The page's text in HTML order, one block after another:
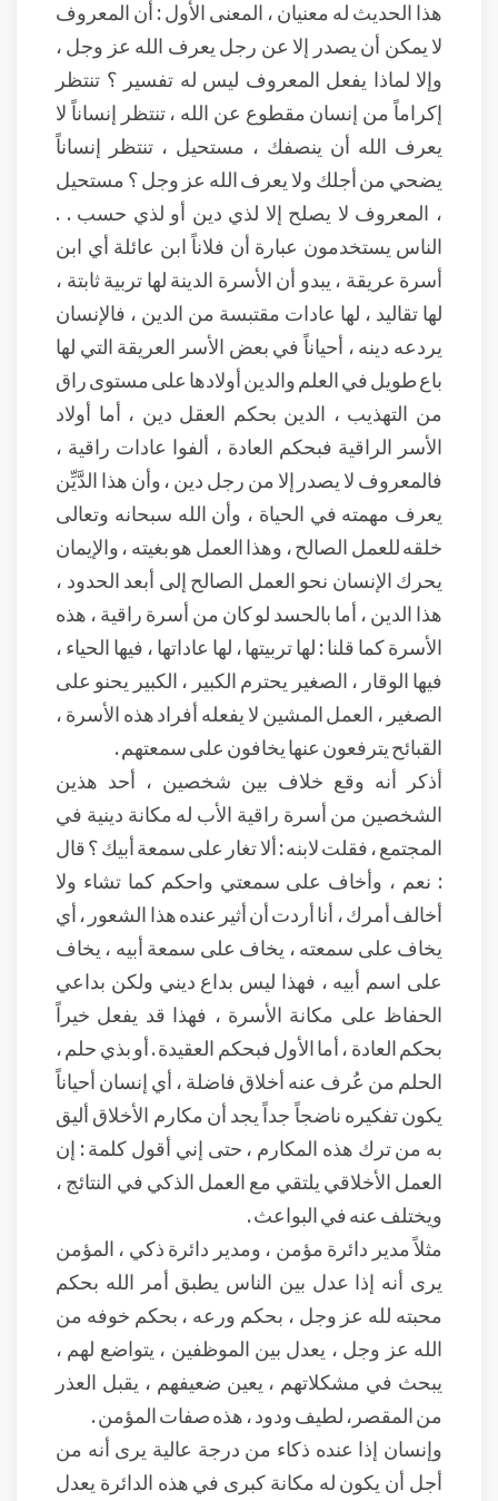
هذا الحديث له معنيان ، المعنى الأول : أن المعروف
لا يمكن أن يصدر إلا عن رجل يعرف الله عز وجل ،
وإلا لماذا يفعل المعروف ليس له تفسير ؟ تنتظر
إكراماً من إنسان مقطوع عن الله ، تنتظر إنساناً لا
يعرف الله أن ينصفك ، مستحيل ، تنتظر إنساناً
يضحي من أجلك ولا يعرف الله عز وجل ؟ مستحيل
، المعروف لا يصلح إلا لذي دين أو لذي حسب . .
الناس يستخدمون عبارة أن فلاناً ابن عائلة أي ابن
أسرة عريقة ، يبدو أن الأسرة الدينة لها تربية ثابتة ،
لها تقاليد ، لها عادات مقتبسة من الدين ، فالإنسان
يردعه دينه ، أحياناً في بعض الأسر العريقة التي لها
باع طويل في العلم والدين أولادها على مستوى راق
من التهذيب ، الدين بحكم العقل دين ، أما أولاد
الأسر الراقية فبحكم العادة ، ألفوا عادات راقية ،
فالمعروف لا يصدر إلا من رجل دين ، وأن هذا الدَّيِّن
يعرف مهمته في الحياة ، وأن الله سبحانه وتعالى
خلقه للعمل الصالح ، وهذا العمل هو بغيته ، والإيمان
يحرك الإنسان نحو العمل الصالح إلى أبعد الحدود ،
هذا الدين ، أما بالحسد لو كان من أسرة راقية ، هذه
الأسرة كما قلنا : لها تربيتها ، لها عاداتها ، فيها الحياء ،
فيها الوقار ، الصغير يحترم الكبير ، الكبير يحنو على
الصغير ، العمل المشين لا يفعله أفراد هذه الأسرة ،
القبائح يترفعون عنها يخافون على سمعتهم .
أذكر أنه وقع خلاف بين شخصين ، أحد هذين
الشخصين من أسرة راقية الأب له مكانة دينية في
المجتمع ، فقلت لابنه : ألا تغار على سمعة أبيك ؟ قال
: نعم ، وأخاف على سمعتي واحكم كما تشاء ولا
أخالف أمرك ، أنا أردت أن أثير عنده هذا الشعور ، أي
يخاف على سمعته ، يخاف على سمعة أبيه ، يخاف
على اسم أبيه ، فهذا ليس بداع ديني ولكن بداعي
الحفاظ على مكانة الأسرة ، فهذا قد يفعل خيراً
بحكم العادة ، أما الأول فبحكم العقيدة . أو بذي حلم ،
الحلم من عُرف عنه أخلاق فاضلة ، أي إنسان أحياناً
يكون تفكيره ناضجاً جداً يجد أن مكارم الأخلاق أليق
به من ترك هذه المكارم ، حتى إني أقول كلمة : إن
العمل الأخلاقي يلتقي مع العمل الذكي في النتائج ،
ويختلف عنه في البواعث .
مثلاً مدير دائرة مؤمن ، ومدير دائرة ذكي ، المؤمن
يرى أنه إذا عدل بين الناس يطبق أمر الله بحكم
محبته لله عز وجل ، بحكم ورعه ، بحكم خوفه من
الله عز وجل ، يعدل بين الموظفين ، يتواضع لهم ،
يبحث في مشكلاتهم ، يعين ضعيفهم ، يقبل العذر
من المقصر، لطيف ودود ، هذه صفات المؤمن .
وإنسان إذا عنده ذكاء من درجة عالية يرى أنه من
أجل أن يكون له مكانة كبرى في هذه الدائرة يعدل